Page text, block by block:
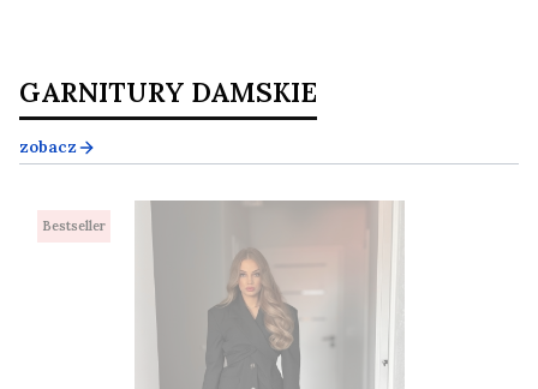
GARNITURY DAMSKIE
zobacz
Bestseller